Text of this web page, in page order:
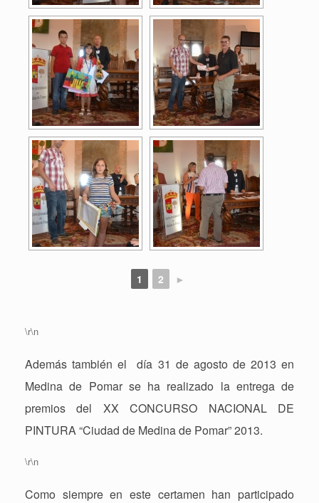
1 2 ►
\r\n
Además también el
día 31 de agosto de 2013 en
Medina de Pomar se ha realizado la entrega de
premios del XX CONCURSO NACIONAL DE
PINTURA “Ciudad de Medina de Pomar” 2013.
\r\n
Como siempre en este certamen han participado